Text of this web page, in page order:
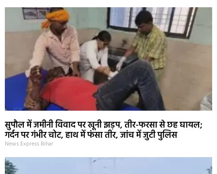
सुपौल में जमीनी विवाद पर खूनी झड़प, तीर-फरसा से छह घायल;
गर्दन पर गंभीर चोट, हाथ में फंसा तीर, जांच में जुटी पुलिस
News Express Bihar